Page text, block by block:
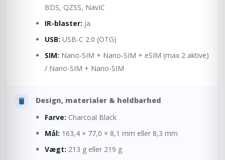
BDS, QZSS, NavIC
IR-blaster: Ja
USB: USB-C 2.0 (OTG)
SIM: Nano-SIM + Nano-SIM + eSIM (max 2 aktive)
/ Nano-SIM + Nano-SIM
Design, materialer & holdbarhed
Farve: Charcoal Black
Mål: 163,4 × 77,0 × 8,1 mm eller 8,3 mm
Vægt: 213 g eller 219 g